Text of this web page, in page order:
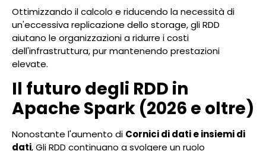
Ottimizzando il calcolo e riducendo la necessità di
un'eccessiva replicazione dello storage, gli RDD
aiutano le organizzazioni a ridurre i costi
dell'infrastruttura, pur mantenendo prestazioni
elevate.
Il futuro degli RDD in
Apache Spark (2026 e oltre)
Nonostante l'aumento di Cornici di dati e insiemi di
dati, Gli RDD continuano a svolgere un ruolo